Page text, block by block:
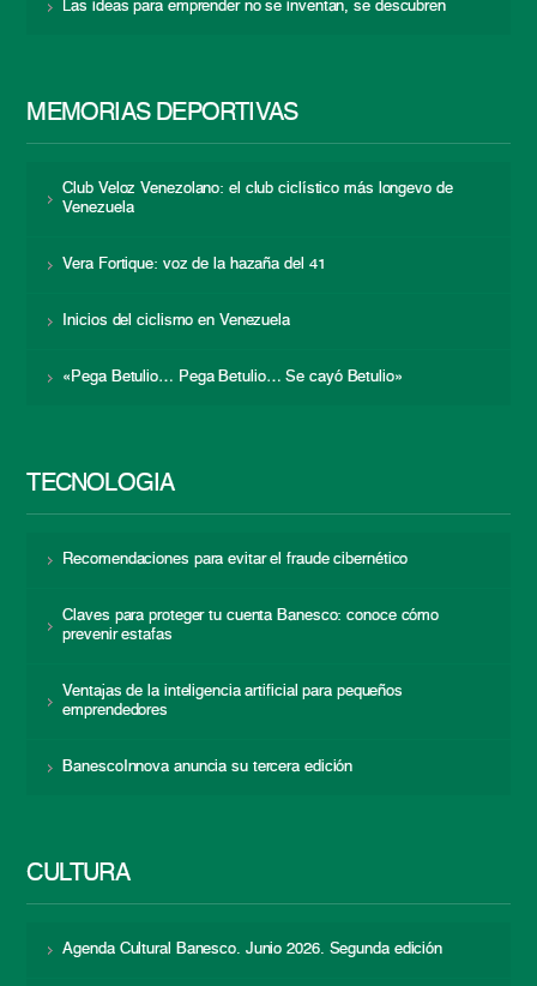
Las ideas para emprender no se inventan, se descubren
MEMORIAS DEPORTIVAS
Club Veloz Venezolano: el club ciclístico más longevo de
Venezuela
Vera Fortique: voz de la hazaña del 41
Inicios del ciclismo en Venezuela
«Pega Betulio… Pega Betulio… Se cayó Betulio»
TECNOLOGÍA
Recomendaciones para evitar el fraude cibernético
Claves para proteger tu cuenta Banesco: conoce cómo
prevenir estafas
Ventajas de la inteligencia artificial para pequeños
emprendedores
BanescoInnova anuncia su tercera edición
CULTURA
Agenda Cultural Banesco. Junio 2026. Segunda edición